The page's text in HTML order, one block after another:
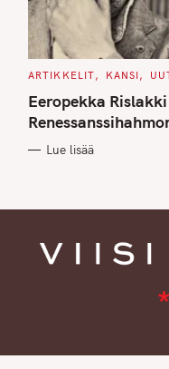
C
T
E
G
O
I
ARTIKKELIT KANSI
Eeropekka
Lue lisää